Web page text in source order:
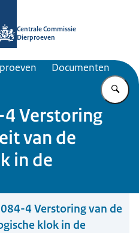
Centrale Commissie
Dierproeven
Documenten
4 Verstoring
van de
in de
4 Verstoring van de
klok in de